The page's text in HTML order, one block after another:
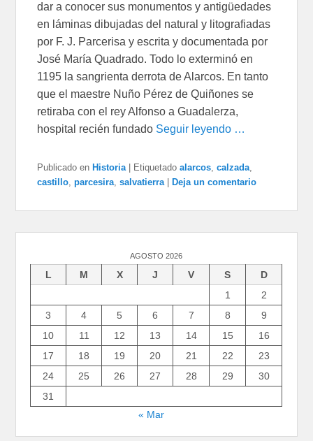
dar a conocer sus monumentos y antigüedades
en láminas dibujadas del natural y litografiadas
por F. J. Parcerisa y escrita y documentada por
José María Quadrado. Todo lo exterminó en
1195 la sangrienta derrota de Alarcos. En tanto
que el maestre Nuño Pérez de Quiñones se
retiraba con el rey Alfonso a Guadalerza,
hospital recién fundado Seguir leyendo …
Publicado en Historia Etiquetado alarcos,calzada,
castillo,parcesira,salvatierra Deja un comentario
AGOSTO 2026
L M X J V S
D
1
2
3
4 5 6 7 8
9
10
11 12 13 14 15
16
17
18 19 20 21 22
23
24
25 26 27 28 29
30
31
« Mar